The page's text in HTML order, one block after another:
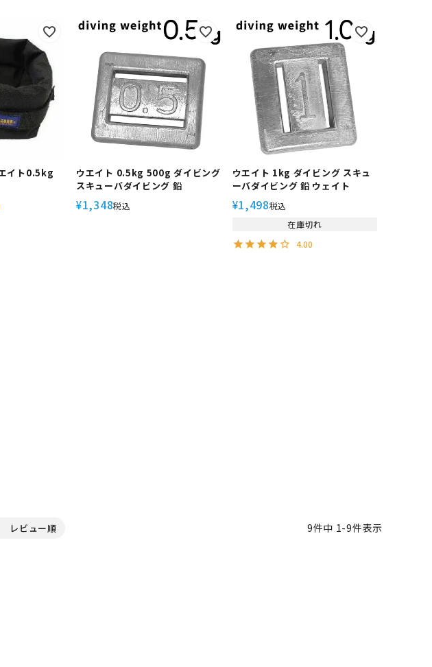
イト0.5kg
ウエイト 0.5kg 500g ダイビング
スキューバダイビング 鉛
¥1,348税込
ウエイト 1kg ダイビング スキュ
ーバダイビング 鉛 ウェイト
¥1,498税込
在庫切れ
4.00
レビュー順 9件中 1-9件表示